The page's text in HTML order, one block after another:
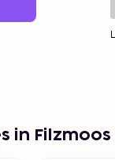
in Filzmoos